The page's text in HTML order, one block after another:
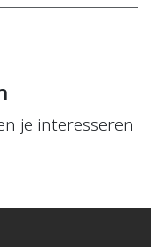
je interesseren